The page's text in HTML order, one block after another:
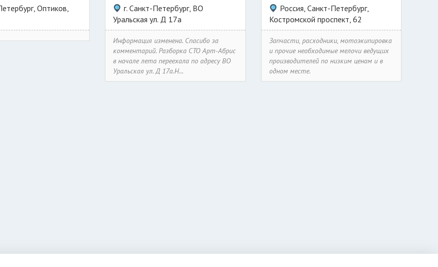
Оптиков,
г. Санкт-Петербург, ВО
Уральская ул. Д 17а
Информация изменена. Спасибо за
комментарий. Разборка СТО Арт-Абрис
в начале лета переехала по адресу ВО
Уральская ул. Д 17а.Н...
Россия, Санкт-Петербург,
Костромской проспект, 62
Запчасти, расходники, мотоэкипировка
и прочие необходимые мелочи ведущих
производителей по низким ценам и в
одном месте.